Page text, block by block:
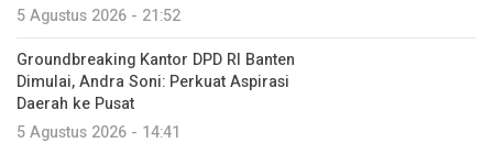
5 Agustus 2026 - 21:52
Groundbreaking Kantor DPD RI Banten
Dimulai, Andra Soni: Perkuat Aspirasi
Daerah ke Pusat
5 Agustus 2026 - 14:41